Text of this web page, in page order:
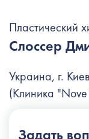
Пластический
Слоссер
Украина, г.
(Клиника
Задать